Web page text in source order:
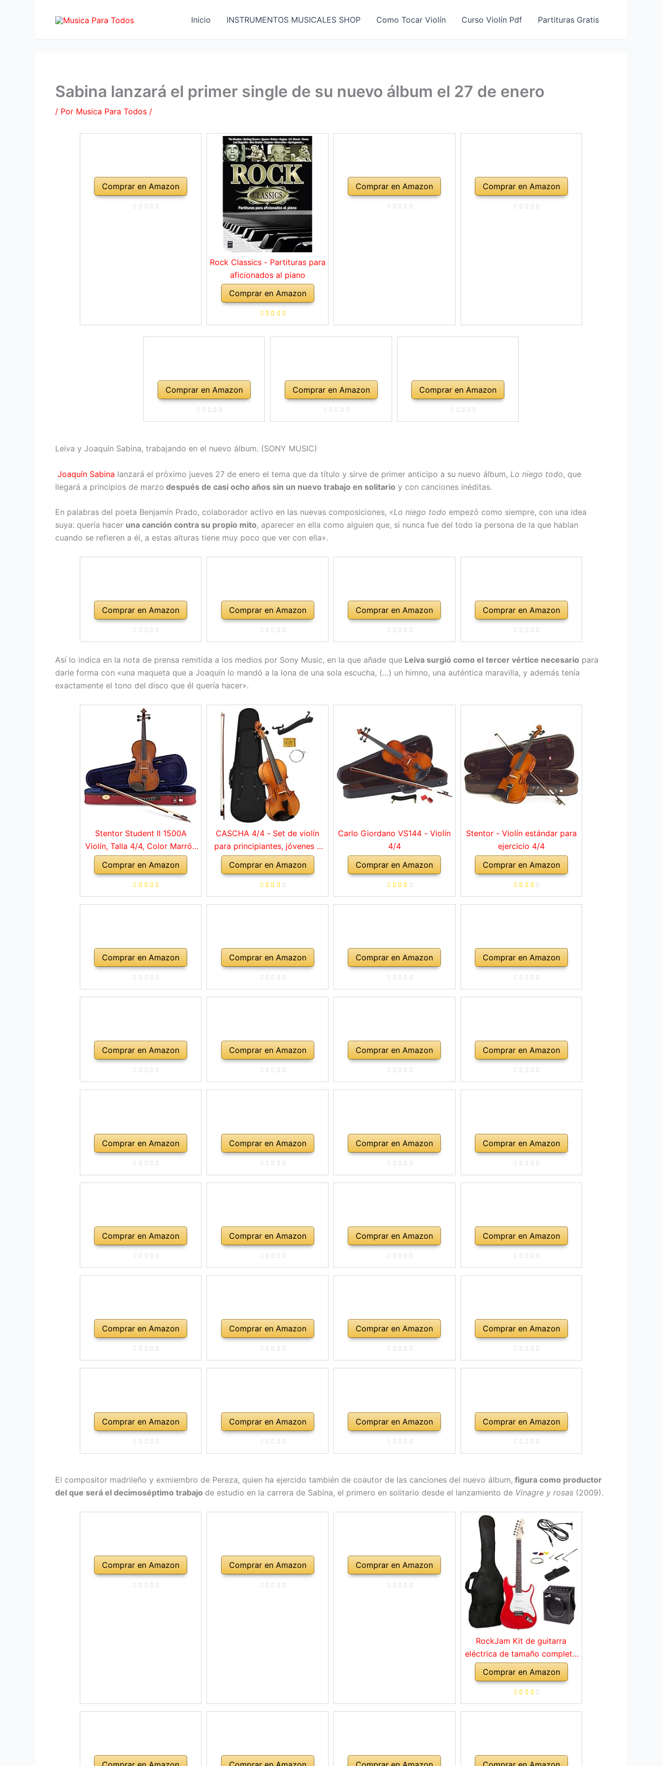
Inicio INSTRUMENTOS MUSICALES SHOP Como Tocar Violín Curso Violín Pdf Partituras Gratis
Sabina lanzará el primer single de su nuevo álbum el 27 de enero
/ Por Musica Para Todos /
Comprar en Amazon
Rock Classics - Partituras para
aficionados al piano
Comprar en Amazon
Comprar en Amazon Comprar en Amazon
Comprar en Amazon Comprar en Amazon Comprar en Amazon
Leiva y Joaquín Sabina, trabajando en el nuevo álbum. (SONY MUSIC)
Joaquín Sabina lanzará el próximo jueves 27 de enero el tema que da título y sirve de primer anticipo a su nuevo álbum, Lo niego todo, que
llegará a principios de marzo después de casi ocho años sin un nuevo trabajo en solitario y con canciones inéditas.
En palabras del poeta Benjamín Prado, colaborador activo en las nuevas composiciones, «Lo niego todo empezó como siempre, con una idea
suya: quería hacer una canción contra su propio mito, aparecer en ella como alguien que, si nunca fue del todo la persona de la que hablan
cuando se refieren a él, a estas alturas tiene muy poco que ver con ella».
Comprar en Amazon Comprar en Amazon Comprar en Amazon Comprar en Amazon
Así lo indica en la nota de prensa remitida a los medios por Sony Music, en la que añade que Leiva surgió como el tercer vértice necesario para
darle forma con «una maqueta que a Joaquín lo mandó a la lona de una sola escucha, (…) un himno, una auténtica maravilla, y además tenía
exactamente el tono del disco que él quería hacer».
Stentor Student II 1500A
Violín, Talla 4/4, Color Marrón
Rojo
Comprar en Amazon
CASCHA 4/4 - Set de violín
para principiantes, jóvenes y
adultos, violín macizo con
arco, colofonia, cuerdas de
repuesto, soporte para
hombro, maletín, abeto natural
Comprar en Amazon
Carlo Giordano VS144 - Violín
4/4
Comprar en Amazon
Stentor - Violín estándar para
ejercicio 4/4
Comprar en Amazon
Comprar en Amazon Comprar en Amazon Comprar en Amazon Comprar en Amazon
Comprar en Amazon Comprar en Amazon Comprar en Amazon Comprar en Amazon
Comprar en Amazon Comprar en Amazon Comprar en Amazon Comprar en Amazon
Comprar en Amazon Comprar en Amazon Comprar en Amazon Comprar en Amazon
Comprar en Amazon Comprar en Amazon Comprar en Amazon Comprar en Amazon
Comprar en Amazon Comprar en Amazon Comprar en Amazon Comprar en Amazon
El compositor madrileño y exmiembro de Pereza, quien ha ejercido también de coautor de las canciones del nuevo álbum, figura como productor
del que será el decimoséptimo trabajo de estudio en la carrera de Sabina, el primero en solitario desde el lanzamiento de Vinagre y rosas (2009).
Comprar en Amazon Comprar en Amazon Comprar en Amazon
RockJam Kit de guitarra
eléctrica de tamaño completo
con amplificador de 10 vatios,
clases, correa, bolsa de
transporte, púas, golpe, plomo
y cuerdas de repuesto, color
Comprar en Amazon